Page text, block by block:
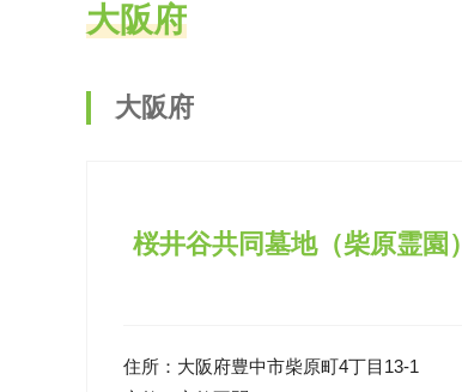
大阪府
大阪府
桜井谷共同墓地（柴原霊園）
住所： 大阪府豊中市柴原町4丁目13-1